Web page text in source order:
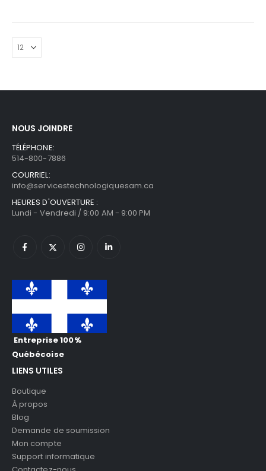
NOUS JOINDRE
TÉLÉPHONE:
514-800-7886
COURRIEL:
info@servicestechnologiquesam.ca
HEURES D'OUVERTURE :
Lundi - Vendredi / 9:00 AM - 9:00 PM
Entreprise 100%
Québécoise
LIENS UTILES
Boutique
À propos
Blog
Demande de soumission
Mon compte
Support informatique